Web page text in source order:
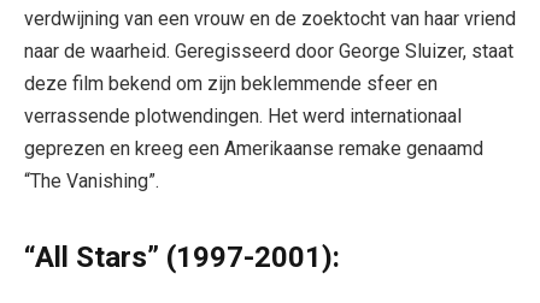
verdwijning van een vrouw en de zoektocht van haar vriend
naar de waarheid. Geregisseerd door George Sluizer, staat
deze film bekend om zijn beklemmende sfeer en
verrassende plotwendingen. Het werd internationaal
geprezen en kreeg een Amerikaanse remake genaamd
“The Vanishing”.
“All Stars” (1997-2001):